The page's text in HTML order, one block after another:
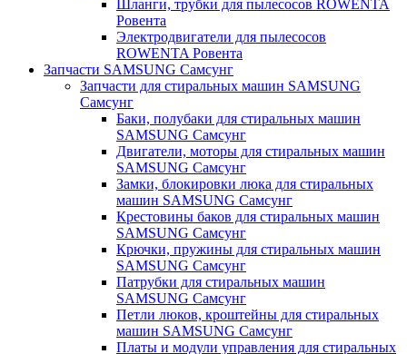
Шланги, трубки для пылесосов ROWENTA
Ровента
Электродвигатели для пылесосов
ROWENTA Ровента
Запчасти SAMSUNG Самсунг
Запчасти для стиральных машин SAMSUNG
Самсунг
Баки, полубаки для стиральных машин
SAMSUNG Самсунг
Двигатели, моторы для стиральных машин
SAMSUNG Самсунг
Замки, блокировки люка для стиральных
машин SAMSUNG Самсунг
Крестовины баков для стиральных машин
SAMSUNG Самсунг
Крючки, пружины для стиральных машин
SAMSUNG Самсунг
Патрубки для стиральных машин
SAMSUNG Самсунг
Петли люков, кроштейны для стиральных
машин SAMSUNG Самсунг
Платы и модули управления для стиральных